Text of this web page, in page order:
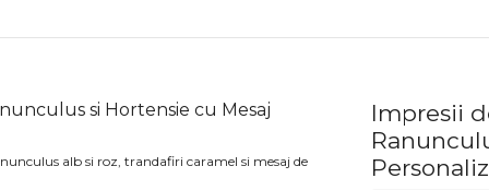
si Hortensie cu Mesaj
alb si roz, trandafiri caramel si mesaj de
Impresii